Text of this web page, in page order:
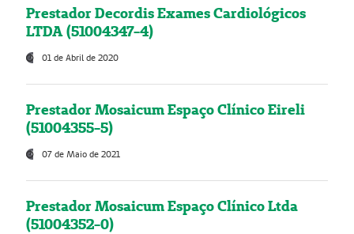
Prestador Decordis Exames Cardiológicos
LTDA (51004347-4)
01 de Abril de 2020
Prestador Mosaicum Espaço Clínico Eireli
(51004355-5)
07 de Maio de 2021
Prestador Mosaicum Espaço Clínico Ltda
(51004352-0)